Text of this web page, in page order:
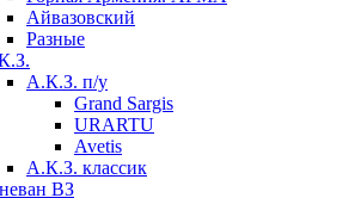
Айвазовский
Разные
А.К.З. п/у
Grand Sargis
URARTU
Avetis
А.К.З. классик
ВЗ